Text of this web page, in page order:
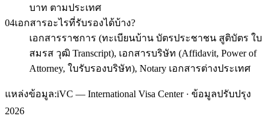
บาท ตามประเทศ
04เอกสารอะไรที่รับรองได้บ้าง?
เอกสารราชการ (ทะเบียนบ้าน บัตรประชาชน สูติบัตร ใบ
สมรส วุฒิ Transcript), เอกสารบริษัท (Affidavit, Power of
Attorney, ใบรับรองบริษัท), Notary เอกสารต่างประเทศ
แหล่งข้อมูล:iVC — International Visa Center · ข้อมูลปรับปรุง
2026